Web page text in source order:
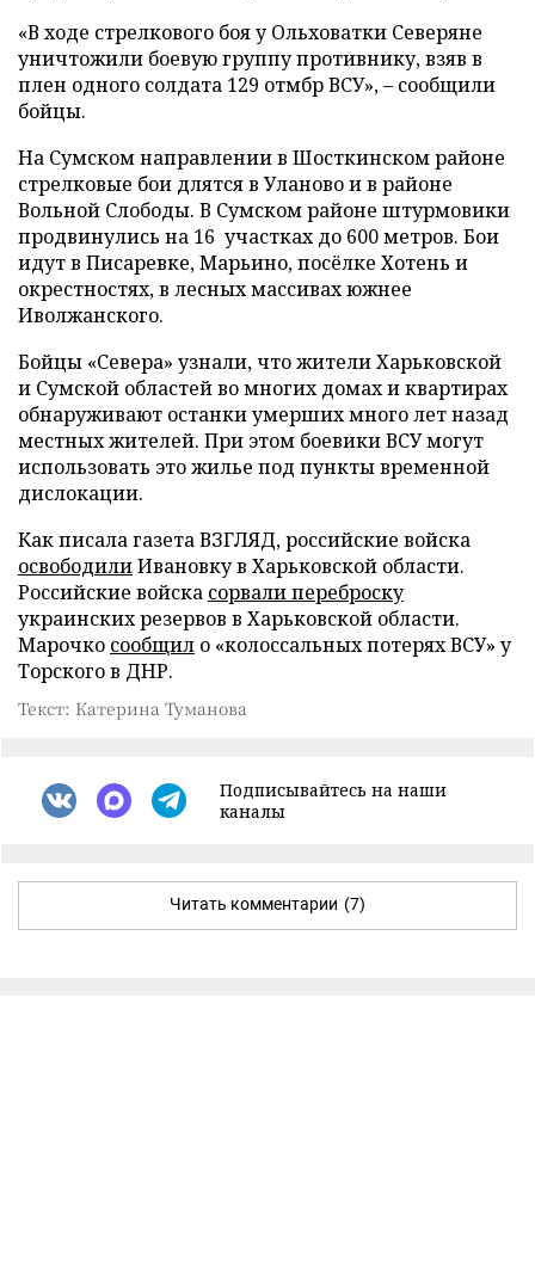
«В ходе стрелкового боя у Ольховатки Северяне
уничтожили боевую группу противнику, взяв в
плен одного солдата 129 отмбр ВСУ», – сообщили
бойцы.
На Сумском направлении в Шосткинском районе
стрелковые бои длятся в Уланово и в районе
Вольной Слободы. В Сумском районе штурмовики
продвинулись на 16 участках до 600 метров. Бои
идут в Писаревке, Марьино, посёлке Хотень и
окрестностях, в лесных массивах южнее
Иволжанского.
Бойцы «Севера» узнали, что жители Харьковской
и Сумской областей во многих домах и квартирах
обнаруживают останки умерших много лет назад
местных жителей. При этом боевики ВСУ могут
использовать это жилье под пункты временной
дислокации.
Как писала газета ВЗГЛЯД, российские войска
освободилиИвановку в Харьковской области.
Российские войска сорвали переброску
украинских резервов в Харьковской области.
Марочко сообщил о «колоссальных потерях ВСУ» у
Торского в ДНР.
Текст: Катерина Туманова
Подписывайтесь на наши
каналы
Читать комментарии (7)